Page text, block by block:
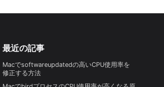
最近の記事
Macでsoftwareupdatedの高いCPU使用率を
修正する方法